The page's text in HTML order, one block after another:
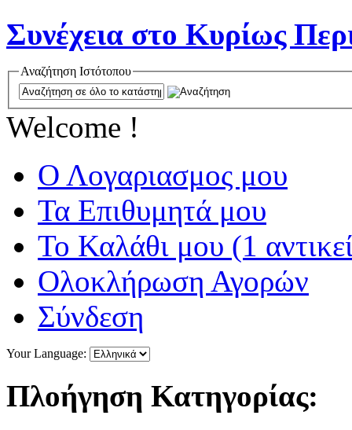
Συνέχεια στο Κυρίως
Αναζήτηση Ιστότοπου
Welcome !
Ο Λογαριασμος μου
Τα Επιθυμητά μου
Το Καλάθι μου (1
Ολοκλήρωση Αγορών
Σύνδεση
Your Language:
Πλοήγηση Κατηγορίας: